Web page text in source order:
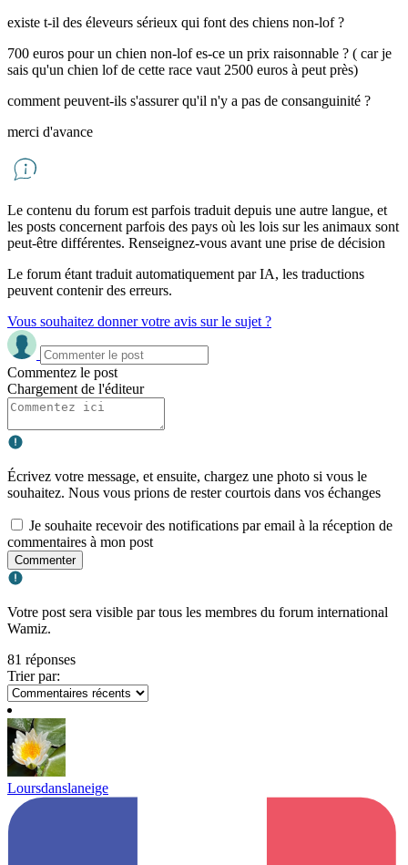
existe t-il des éleveurs sérieux qui font des chiens non-lof ?
700 euros pour un chien non-lof es-ce un prix raisonnable ? ( car je
sais qu'un chien lof de cette race vaut 2500 euros à peut près)
comment peuvent-ils s'assurer qu'il n'y a pas de consanguinité ?
merci d'avance
Le contenu du forum est parfois traduit depuis une autre langue, et
les posts concernent parfois des pays où les lois sur les animaux sont
peut-être différentes. Renseignez-vous avant une prise de décision
Le forum étant traduit automatiquement par IA, les traductions
peuvent contenir des erreurs.
Vous souhaitez donner votre avis sur le sujet ?
Commentez le post
Chargement de l'éditeur
Écrivez votre message, et ensuite, chargez une photo si vous le
souhaitez. Nous vous prions de rester courtois dans vos échanges
Je souhaite recevoir des notifications par email à la réception de
commentaires à mon post
Commenter
Votre post sera visible par tous les membres du forum international
Wamiz.
81 réponses
Trier par:
Loursdanslaneige